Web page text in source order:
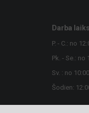
Darba laiks
P. - C.: no
Pk. - Se.: no
Sv. : no
Šodien: